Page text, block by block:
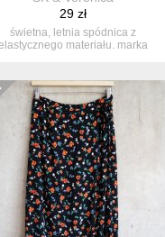
29 zł
świetna, letnia spódnica z
materiału. marka